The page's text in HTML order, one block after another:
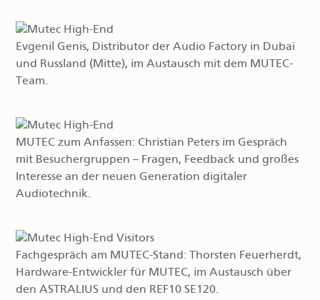
Evgenil Genis, Distributor der Audio Factory in Dubai
und Russland (Mitte), im Austausch mit dem MUTEC-
Team.
MUTEC zum Anfassen: Christian Peters im Gespräch
mit Besuchergruppen – Fragen, Feedback und großes
Interesse an der neuen Generation digitaler
Audiotechnik.
Fachgespräch am MUTEC-Stand: Thorsten Feuerherdt,
Hardware-Entwickler für MUTEC, im Austausch über
den ASTRALIUS und den REF10 SE120.